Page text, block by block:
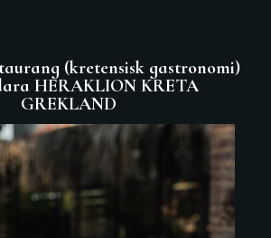
(kretensisk gastronomi)
HERAKLION KRETA
GREKLAND